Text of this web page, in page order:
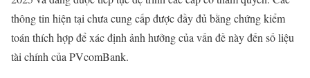
thông tin hiện tại chưa cung cấp được đầy đủ bằng chứng kiểm
toán thích hợp để xác định ảnh hưởng của vấn đề này đến số liệu
tài chính của PVcomBank.